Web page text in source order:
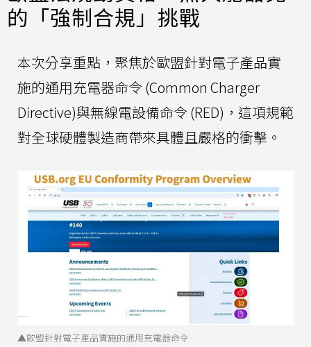
的「強制合規」挑戰
本次分享重點，聚焦於歐盟針對電子產品實
施的通用充電器命令 (Common Charger
Directive)與無線電設備命令 (RED)，這項規範
對全球硬體製造商帶來具體且嚴格的衝擊。
▲歐盟針對電子產品實施的通用充電器命令